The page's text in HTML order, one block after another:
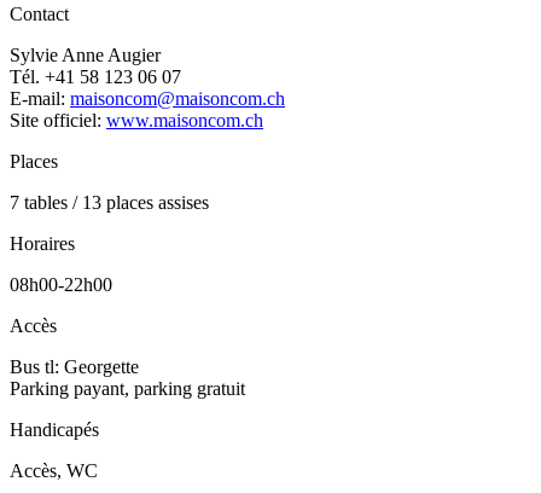
Contact
Sylvie Anne Augier
Tél. +41 58 123 06 07
E-mail: maisoncom@maisoncom.ch
Site officiel: www.maisoncom.ch
Places
7 tables / 13 places assises
Horaires
08h00-22h00
Accès
Bus tl: Georgette
Parking payant, parking gratuit
Handicapés
Accès, WC